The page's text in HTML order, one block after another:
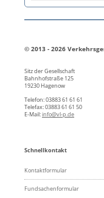
© 2013 - 2026
Sitz der Gesellschaft
Bahnhofstraße 125
19230 Hagenow
Telefon: 03883 61 61 61
Telefax: 03883 61 61 50
E-Mail:info@vl-p.de
Schnellkontakt
Kontaktformular
Fundsachenformular